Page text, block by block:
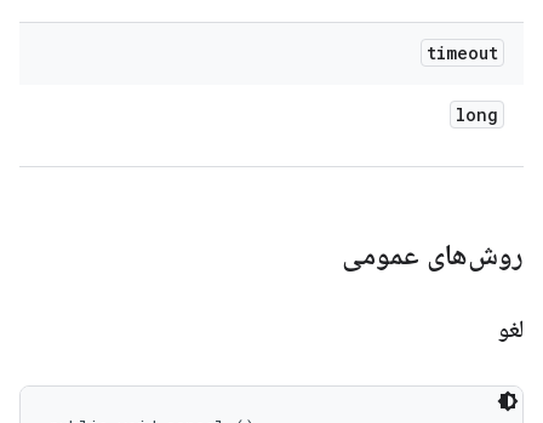
timeout
long
روش‌های عمومی
لغو